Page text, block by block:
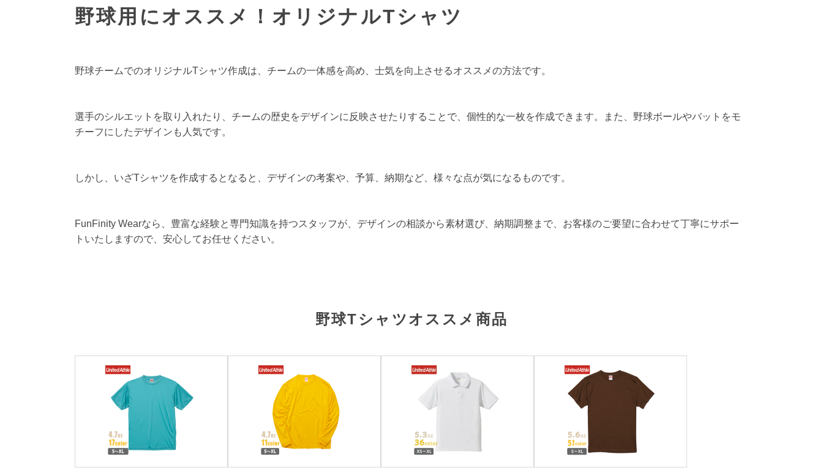
野球用にオススメ！オリジナルTシャツ
野球チームでのオリジナルTシャツ作成は、チームの一体感を高め、士気を向上させるオススメの方法です。
選手のシルエットを取り入れたり、チームの歴史をデザインに反映させたりすることで、個性的な一枚を作成できます。また、野球ボールやバットをモ
チーフにしたデザインも人気です。
しかし、いざTシャツを作成するとなると、デザインの考案や、予算、納期など、様々な点が気になるものです。
FunFinity Wearなら、豊富な経験と専門知識を持つスタッフが、デザインの相談から素材選び、納期調整まで、お客様のご要望に合わせて丁寧にサポー
トいたしますので、安心してお任せください。
野球Tシャツオススメ商品